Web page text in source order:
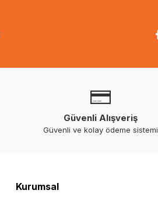
Güvenli Alışveriş
Güvenli ve kolay ödeme sistemi
Kurumsal